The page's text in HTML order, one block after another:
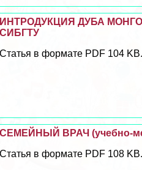
ИНТРОДУКЦИЯ ДУБА
СИБГТУ
Статья в формате PDF 104
СЕМЕЙНЫЙ ВРАЧ (учебно-
Статья в формате PDF 108